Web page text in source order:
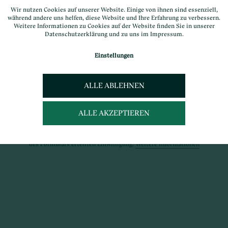
erfolgt eine Verarbeitung der von Ihnen eingegebenen
Verantwortlichen zum Zweck der Bearbeitung Ihrer Anfrage auf Grundlage
des Formulars erteilten Einwilligung.Weitere Informationen
Wir nutzen Cookies auf unserer Website. Einige von ihnen sind essenziell,
während andere uns helfen, diese Website und Ihre Erfahrung zu verbessern.
Weitere Informationen zu Cookies auf der Website finden Sie in unserer
Datenschutzerklärungund zu uns im Impressum.
Einstellungen
ALLE ABLEHNEN
ALLE AKZEPTIEREN